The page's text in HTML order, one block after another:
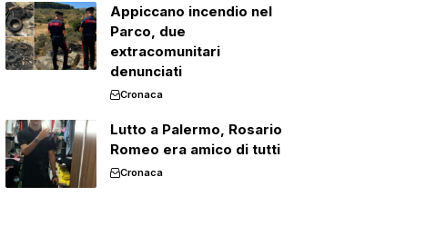
Appiccano incendio nel
Parco, due
extracomunitari
denunciati
Cronaca
Lutto a Palermo, Rosario
Romeo era amico di tutti
Cronaca